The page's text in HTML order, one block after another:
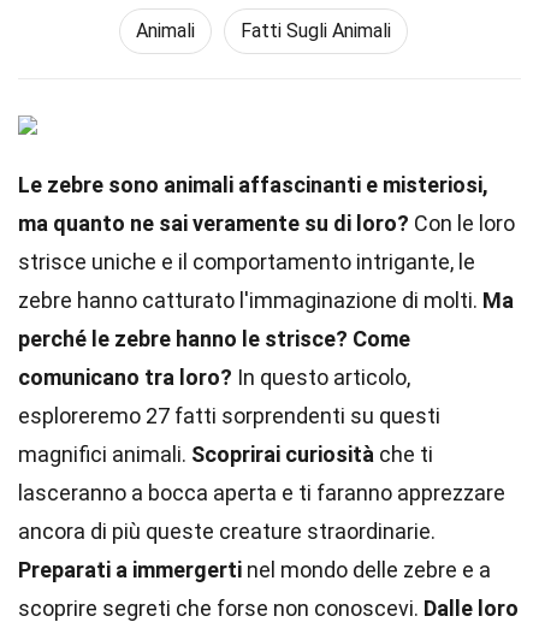
Animali Fatti Sugli Animali
Le zebre sono animali affascinanti e misteriosi,
ma quanto ne sai veramente su di loro? Con le loro
strisce uniche e il comportamento intrigante, le
zebre hanno catturato l'immaginazione di molti. Ma
perché le zebre hanno le strisce? Come
comunicano tra loro? In questo articolo,
esploreremo 27 fatti sorprendenti su questi
magnifici animali. Scoprirai curiosità che ti
lasceranno a bocca aperta e ti faranno apprezzare
ancora di più queste creature straordinarie.
Preparati a immergerti nel mondo delle zebre e a
scoprire segreti che forse non conoscevi. Dalle loro